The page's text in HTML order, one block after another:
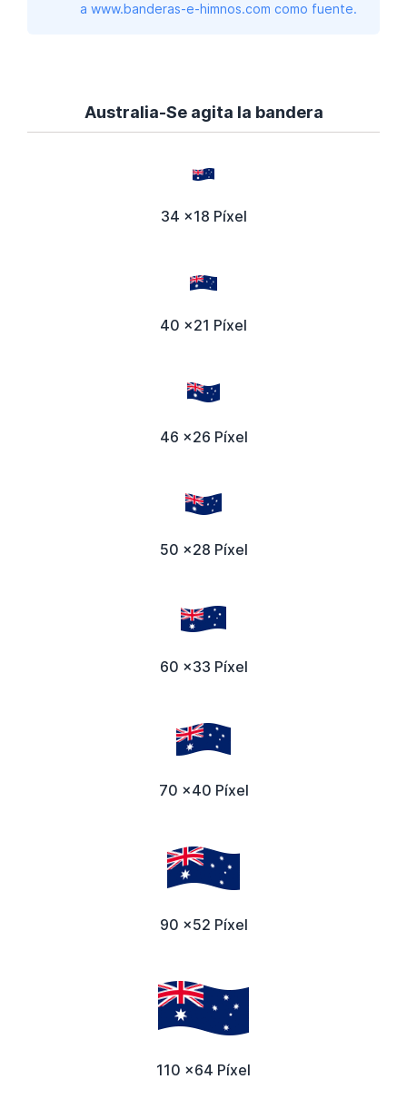
a www.banderas-e-himnos.com como fuente.
Australia-Se agita la bandera
34 x18 Píxel
40 x21 Píxel
46 x26 Píxel
50 x28 Píxel
60 x33 Píxel
70 x40 Píxel
90 x52 Píxel
110 x64 Píxel